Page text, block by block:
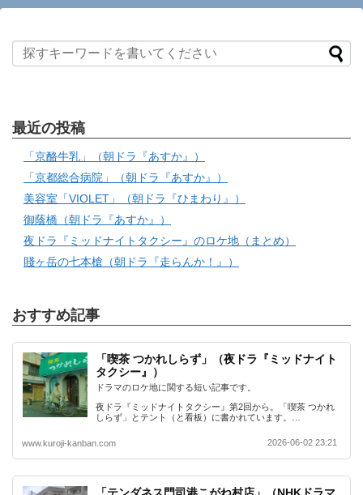
最近の投稿
「京酪牛乳」（朝ドラ『あすか』）
「京都総合病院」（朝ドラ『あすか』）
美容室「VIOLET」（朝ドラ『ひまわり』）
御蔭橋（朝ドラ『あすか』）
夜ドラ『ミッドナイトタクシー』のロケ地（まとめ）
賤ヶ岳の七本槍（朝ドラ『走らんか！』）
おすすめ記事
「喫茶 つかれしらず」（夜ドラ『ミッドナイト
タクシー』）
ドラマのロケ地に関する短い記事です。
夜ドラ『ミッドナイトタクシー』第2回から。「喫茶 つかれ
しらず」とテント（と看板）に書かれています。…
www.kuroji-kanban.com 2026-06-02 23:21
「テンダネス門司港こがね村店」（NHKドラマ